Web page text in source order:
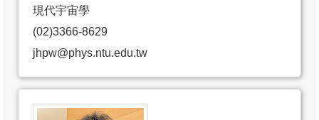
現代宇宙學
(02)3366-8629
jhpw@phys.ntu.edu.tw